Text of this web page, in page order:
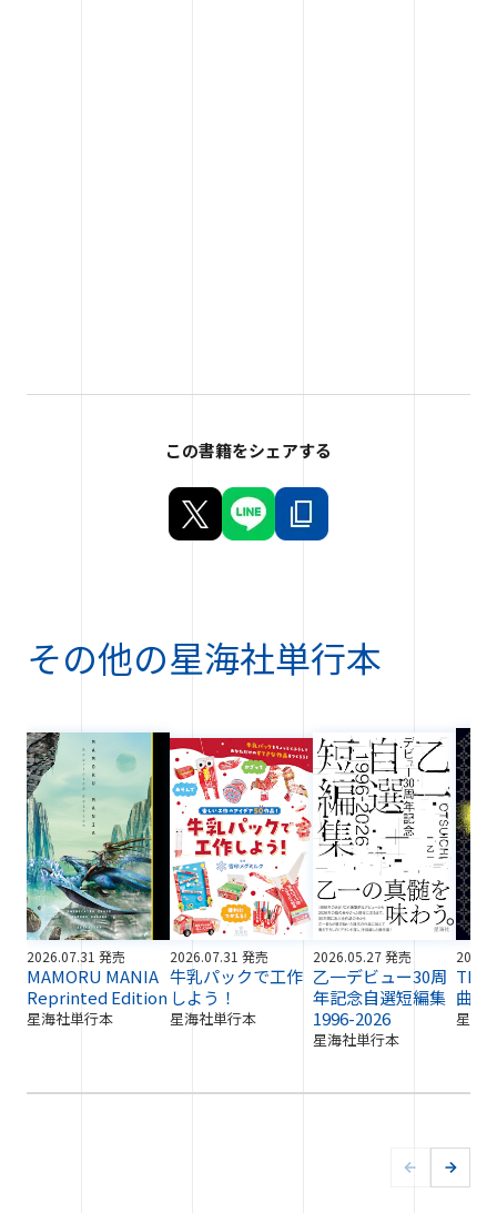
この書籍をシェアする
その他の星海社単行本
2026.07.31 発売
MAMORU MANIA
Reprinted Edition
星海社単行本
2026.07.31 発売
牛乳パックで工作
しよう！
星海社単行本
2026.05.27 発売
乙一デビュー30周
年記念自選短編集
1996-2026
星海社単行本
曲『
星海